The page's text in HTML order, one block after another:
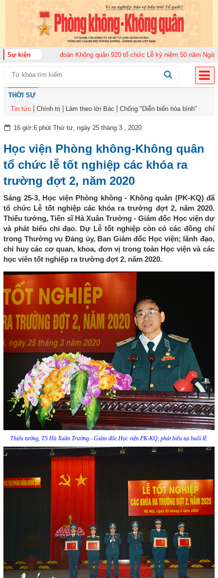
Sự kiệnTrung đoàn Không quân 920 tổ chức Lễ kỷ niệm 50 năm Ngày
THỜI SỰ
Tin tức
Chính trị Làm theo lời Bác Chống "Diễn biến hòa bình"
16 giờ:6 phút Thứ tư, ngày 25 tháng 3 , 2020
Học viện Phòng không-Không quân
tổ chức lễ tốt nghiệp các khóa ra
trường đợt 2, năm 2020
Sáng 25-3, Học viện Phòng không - Không quân (PK-KQ) đã
tổ chức Lễ tốt nghiệp các khóa ra trường đợt 2, năm 2020.
Thiếu tướng, Tiến sĩ Hà Xuân Trường - Giám đốc Học viện dự
và phát biểu chỉ đạo. Dự Lễ tốt nghiệp còn có các đồng chí
trong Thường vụ Đảng ủy, Ban Giám đốc Học viện; lãnh đạo,
chỉ huy các cơ quan, khoa, đơn vị trong toàn Học viện và các
học viên tốt nghiệp ra trường đợt 2, năm 2020.
Thiếu tướng, TS Hà Xuân Trường - Giám đốc Học viện PK-KQ, phát biểu tại buổi lễ.